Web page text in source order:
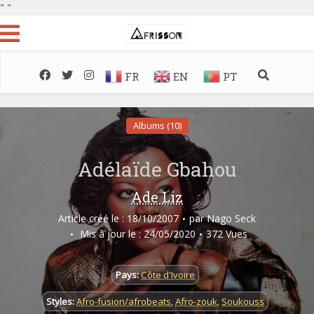
" "
FR EN PT
Albums (10)
Adélaïde Gbahou
Ade Liz
Article créé le : 18/10/2007 par Nago Seck
Mis à jour le : 24/05/2020
372 Vues
Pays:Côte d'Ivoire
Styles:Afro-fusion/afrobeats,Afro-zouk,Soukouss